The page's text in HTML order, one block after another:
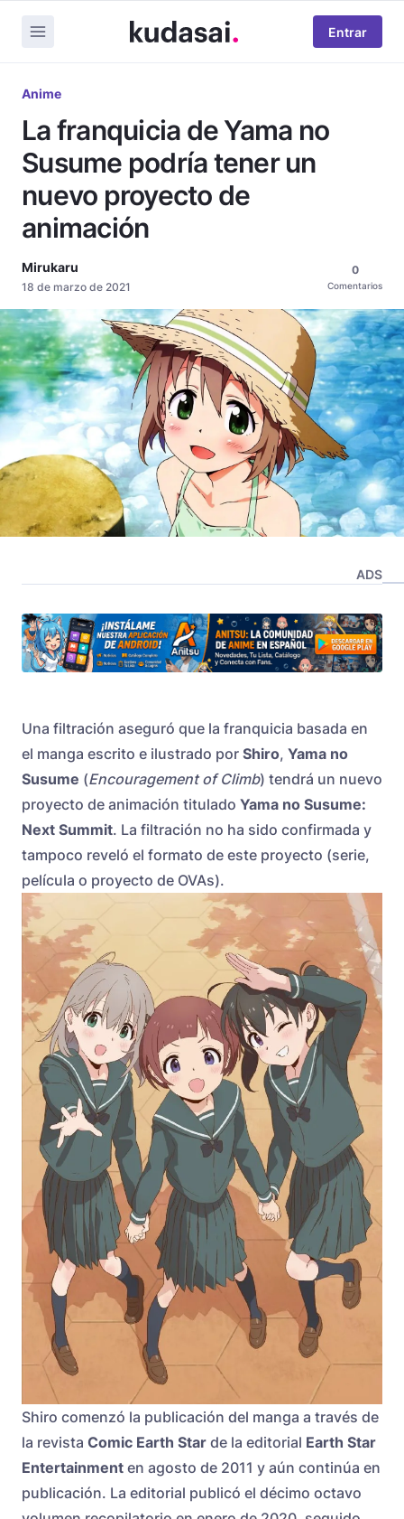
Entrar
Anime
La franquicia de Yama no
Susume podría tener un
nuevo proyecto de
animación
Mirukaru
18 de marzo de 2021
0
Comentarios
ADS
Una filtración aseguró que la franquicia basada en
el manga escrito e ilustrado por Shiro, Yama no
Susume (Encouragement of Climb) tendrá un nuevo
proyecto de animación titulado Yama no Susume:
Next Summit. La filtración no ha sido confirmada y
tampoco reveló el formato de este proyecto (serie,
película o proyecto de OVAs).
Shiro comenzó la publicación del manga a través de
la revista Comic Earth Star de la editorial Earth Star
Entertainment en agosto de 2011 y aún continúa en
publicación. La editorial publicó el décimo octavo